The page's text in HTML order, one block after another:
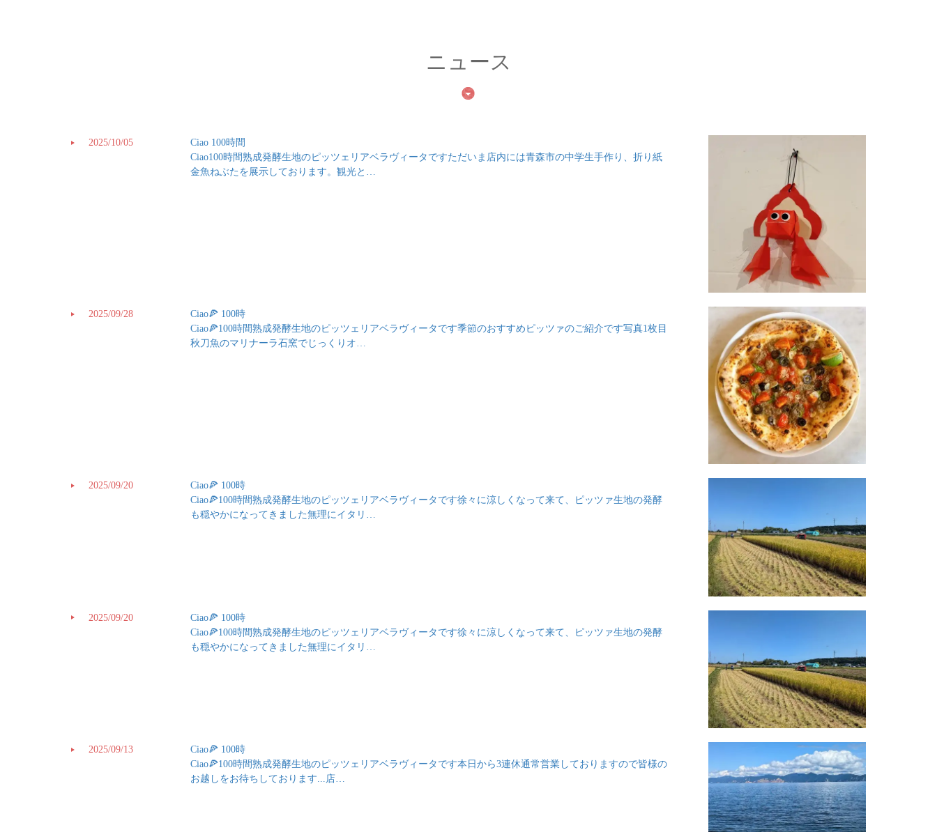
ニュース
2025/10/05
Ciao 100時間
Ciao100時間熟成発酵生地のピッツェリアベラヴィータですただいま店内には青森市の中学生手作り、折り紙
金魚ねぶたを展示しております。観光と…
2025/09/28
Ciao🍕 100時
Ciao🍕100時間熟成発酵生地のピッツェリアベラヴィータです季節のおすすめピッツァのご紹介です写真1枚目
秋刀魚のマリナーラ石窯でじっくりオ…
2025/09/20
Ciao🍕 100時
Ciao🍕100時間熟成発酵生地のピッツェリアベラヴィータです徐々に涼しくなって来て、ピッツァ生地の発酵
も穏やかになってきました無理にイタリ…
2025/09/20
Ciao🍕 100時
Ciao🍕100時間熟成発酵生地のピッツェリアベラヴィータです徐々に涼しくなって来て、ピッツァ生地の発酵
も穏やかになってきました無理にイタリ…
2025/09/13
Ciao🍕 100時
Ciao🍕100時間熟成発酵生地のピッツェリアベラヴィータです本日から3連休通常営業しておりますので皆様の
お越しをお待ちしております...店…